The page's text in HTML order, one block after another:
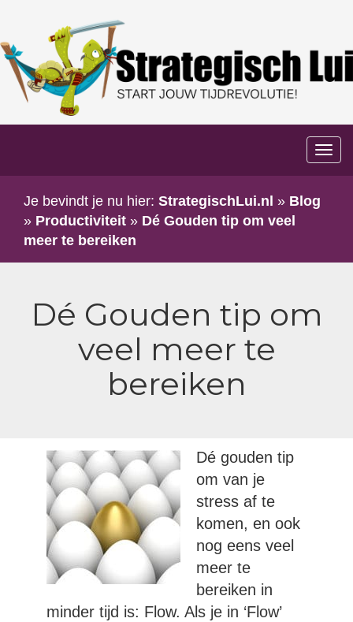
Je bevindt je nu hier: StrategischLui.nl » Blog
» Productiviteit » Dé Gouden tip om veel
meer te bereiken
Dé Gouden tip om
veel meer te
bereiken
Dé gouden tip
om van je
stress af te
komen, en ook
nog eens veel
meer te
bereiken in
minder tijd is: Flow. Als je in ‘Flow’